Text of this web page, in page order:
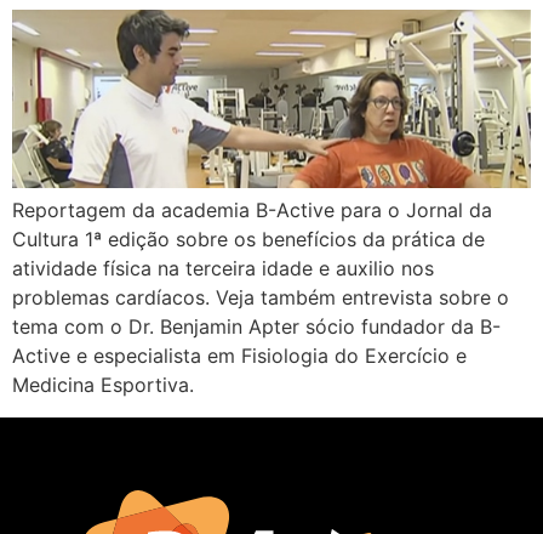
Reportagem da academia B-Active para o Jornal da
Cultura 1ª edição sobre os benefícios da prática de
atividade física na terceira idade e auxilio nos
problemas cardíacos. Veja também entrevista sobre o
tema com o Dr. Benjamin Apter sócio fundador da B-
Active e especialista em Fisiologia do Exercício e
Medicina Esportiva.